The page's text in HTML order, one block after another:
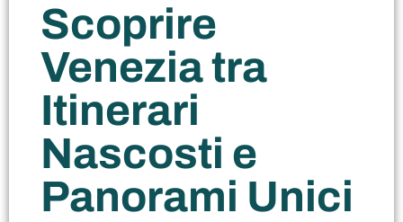
Scoprire
Venezia tra
Itinerari
Nascosti e
Panorami Unici